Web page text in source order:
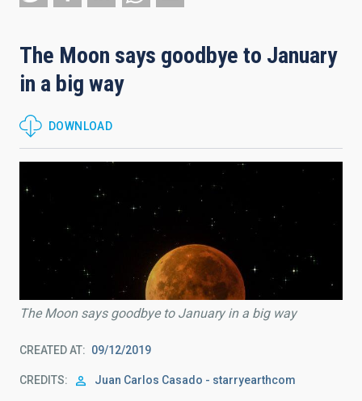
The Moon says goodbye to January
in a big way
DOWNLOAD
The Moon says goodbye to January in a big way
CREATED AT 09/12/2019
CREDITS Juan Carlos Casado - starryearthcom